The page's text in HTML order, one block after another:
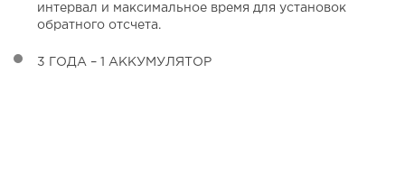
интервал и максимальное время для установок
обратного отсчета.
3 ГОДА – 1 АККУМУЛЯТОР